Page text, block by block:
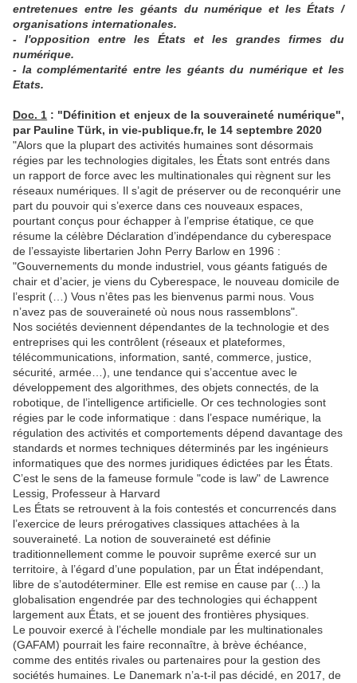
entretenues entre les géants du numérique et les États /
organisations internationales.
- l'opposition entre les États et les grandes firmes du
numérique.
- la complémentarité entre les géants du numérique et les
Etats.
Doc. 1 : "Définition et enjeux de la souveraineté numérique",
par Pauline Türk, in vie-publique.fr, le 14 septembre 2020
"Alors que la plupart des activités humaines sont désormais
régies par les technologies digitales, les États sont entrés dans
un rapport de force avec les multinationales qui règnent sur les
réseaux numériques. Il s’agit de préserver ou de reconquérir une
part du pouvoir qui s’exerce dans ces nouveaux espaces,
pourtant conçus pour échapper à l’emprise étatique, ce que
résume la célèbre Déclaration d’indépendance du cyberespace
de l’essayiste libertarien John Perry Barlow en 1996 :
"Gouvernements du monde industriel, vous géants fatigués de
chair et d’acier, je viens du Cyberespace, le nouveau domicile de
l’esprit (…) Vous n’êtes pas les bienvenus parmi nous. Vous
n’avez pas de souveraineté où nous nous rassemblons".
Nos sociétés deviennent dépendantes de la technologie et des
entreprises qui les contrôlent (réseaux et plateformes,
télécommunications, information, santé, commerce, justice,
sécurité, armée…), une tendance qui s’accentue avec le
développement des algorithmes, des objets connectés, de la
robotique, de l’intelligence artificielle. Or ces technologies sont
régies par le code informatique : dans l’espace numérique, la
régulation des activités et comportements dépend davantage des
standards et normes techniques déterminés par les ingénieurs
informatiques que des normes juridiques édictées par les États.
C’est le sens de la fameuse formule "code is law" de Lawrence
Lessig, Professeur à Harvard
Les États se retrouvent à la fois contestés et concurrencés dans
l’exercice de leurs prérogatives classiques attachées à la
souveraineté. La notion de souveraineté est définie
traditionnellement comme le pouvoir suprême exercé sur un
territoire, à l’égard d’une population, par un État indépendant,
libre de s’autodéterminer. Elle est remise en cause par (...) la
globalisation engendrée par des technologies qui échappent
largement aux États, et se jouent des frontières physiques.
Le pouvoir exercé à l’échelle mondiale par les multinationales
(GAFAM) pourrait les faire reconnaître, à brève échéance,
comme des entités rivales ou partenaires pour la gestion des
sociétés humaines. Le Danemark n’a-t-il pas décidé, en 2017, de